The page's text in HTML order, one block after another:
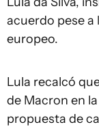
acuerdo pese
europeo.
Lula recalcó
de Macron en
propuesta de